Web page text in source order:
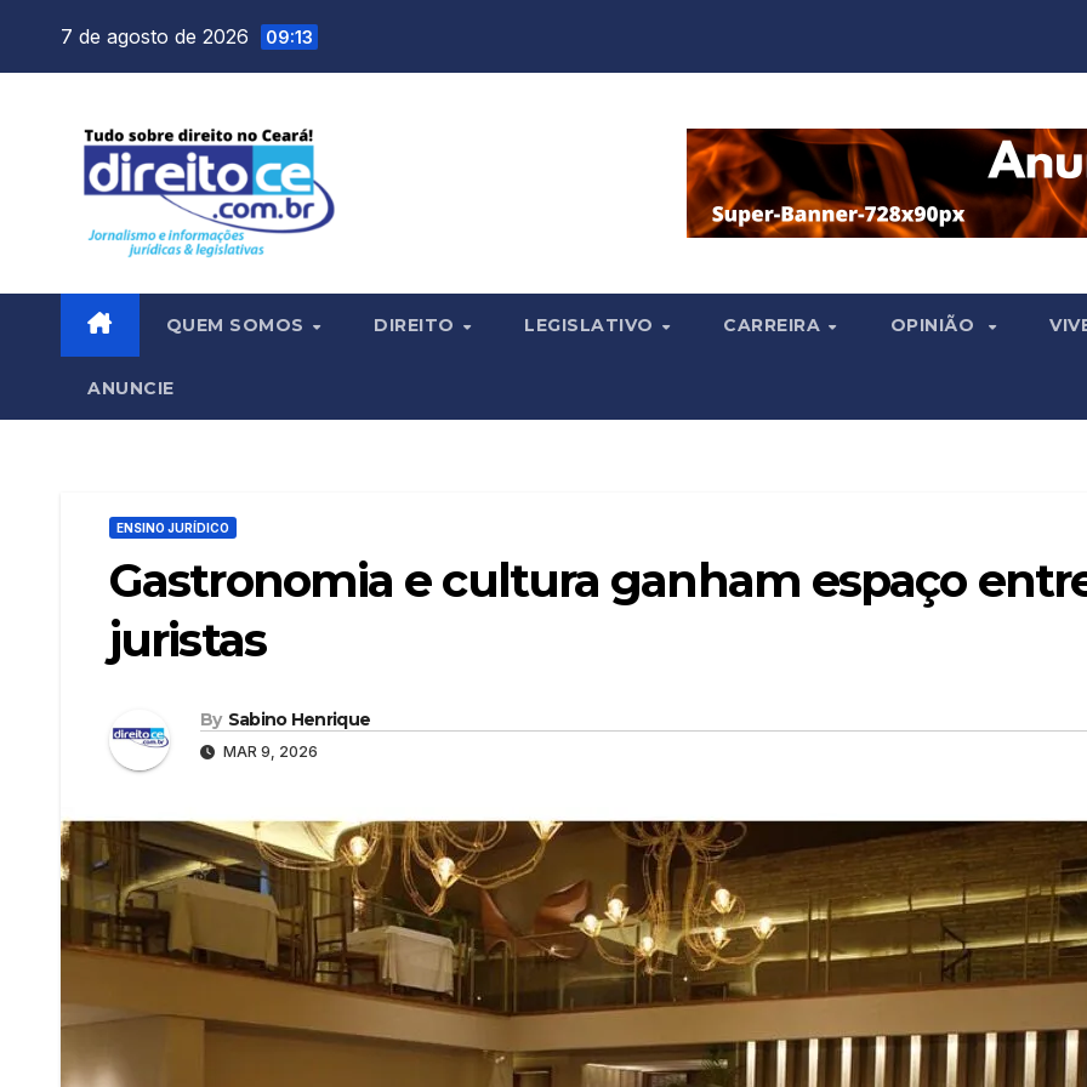
7 de agosto de 2026 09:13
QUEM SOMOS DIREITO LEGISLATIVO CARREIRA OPINIÃO
ANUNCIE
ENSINO JURÍDICO
Gastronomia e cultura ganham espaço
juristas
By Sabino Henrique
MAR 9, 2026